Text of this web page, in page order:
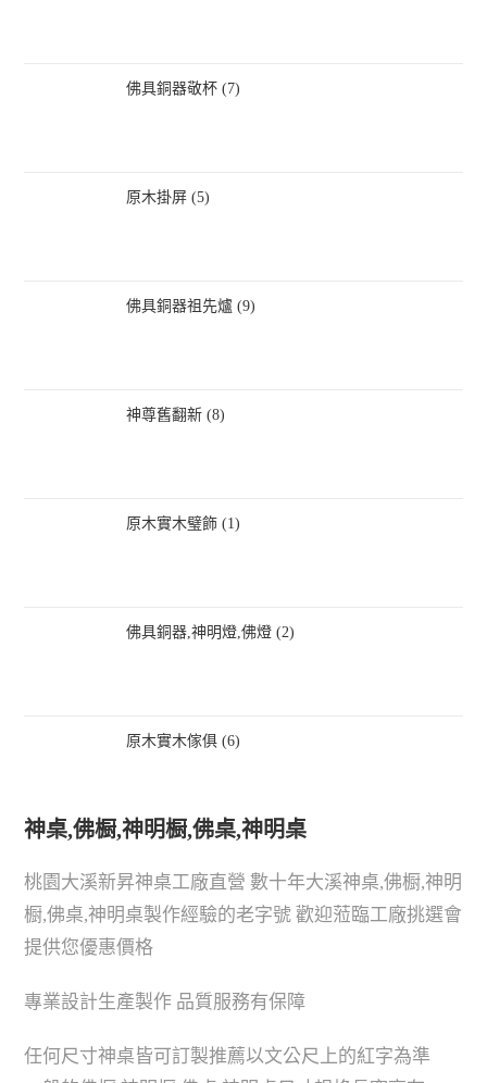
佛具銅器敬杯 (7)
原木掛屏 (5)
佛具銅器祖先爐 (9)
神尊舊翻新 (8)
原木實木璧飾 (1)
佛具銅器,神明燈,佛燈 (2)
原木實木傢俱 (6)
神桌,佛橱,神明橱,佛桌,神明桌
桃園大溪新昇神桌工廠直營 數十年大溪神桌,佛橱,神明
橱,佛桌,神明桌製作經驗的老字號 歡迎蒞臨工廠挑選會
提供您優惠價格
專業設計生產製作 品質服務有保障
任何尺寸神桌皆可訂製推薦以文公尺上的紅字為準